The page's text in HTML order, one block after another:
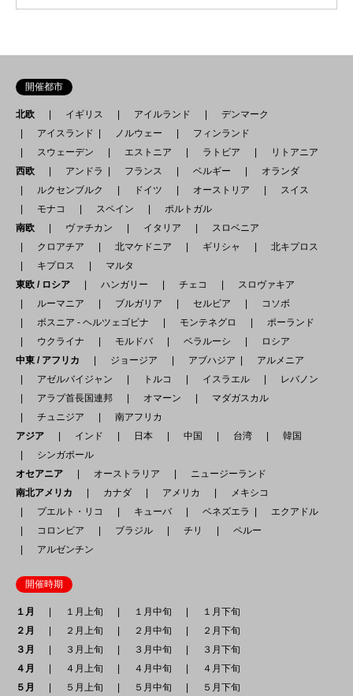
開催都市
北欧 イギリス アイルランド
デンマーク
アイスランド
ノルウェー
フィンランド
スウェーデン
エストニア ラトビア
リトアニア
西欧
アンドラ フランス ベルギー
オランダ
ルクセンブルク
ドイツ オーストリア
スイス
モナコ
スペイン
ポルトガル
南欧
ヴァチカン イタリア
スロベニア
クロアチア
北マケドニア ギリシャ
北キプロス
キプロス
マルタ
東欧 / ロシア
ハンガリー チェコ
スロヴァキア
ルーマニア
ブルガリア セルビア
コソボ
ボスニア - ヘルツェゴビナ
モンテネグロ
ポーランド
ウクライナ
モルドバ ベラルーシ
ロシア
中東 / アフリカ
ジョージア アブハジア
アルメニア
アゼルバイジャン
トルコ イスラエル
レバノン
アラブ首長国連邦
オマーン
マダガスカル
チュニジア
南アフリカ
アジア
インド 日本 中国 台湾
韓国
シンガポール
オセアニア
オーストラリア
ニュージーランド
南北アメリカ
カナダ アメリカ
メキシコ
プエルト・リコ
キューバ ベネズエラ
エクアドル
コロンビア
ブラジル チリ
ペルー
アルゼンチン
開催時期
１月 １月上旬 １月中旬
１月下旬
２月
２月上旬 ２月中旬
２月下旬
３月
３月上旬 ３月中旬
３月下旬
４月
４月上旬 ４月中旬
４月下旬
５月
５月上旬 ５月中旬 ５月下旬